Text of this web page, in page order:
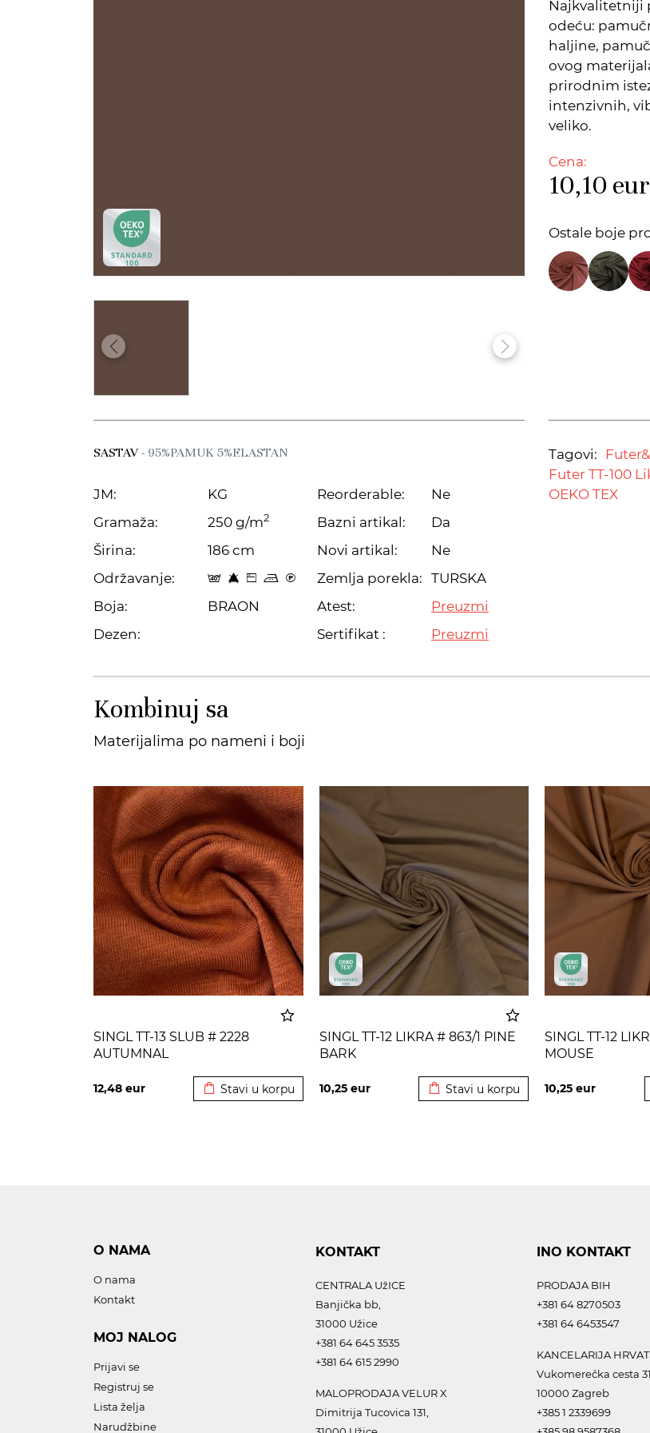
Najkvalitetniji
odeću:
haljine,
ovog
prirodnim
intenzivnih,
veliko.
Cena:
10,10 eur
Ostale boje
SASTAV- 95%PAMUK 5%ELASTAN
JM:
KG
Gramaža:
250 g/m2
Širina:
186 cm
Održavanje:
t 8 Z p C
Boja:
BRAON
Dezen:
Reorderable:
Ne
Bazni artikal:
Da
Novi artikal:
Ne
Zemlja porekla: TURSKA
Atest:
Preuzmi
Sertifikat :
Preuzmi
Tagovi:
Futer TT-100
OEKO TEX
Kombinuj sa
Materijalima po nameni i boji
SINGL TT-13 SLUB # 2228
AUTUMNAL
12,48 eur Stavi u korpu
SINGL TT-12 LIKRA # 863/1 PINE
BARK
10,25 eur Stavi u korpu
SINGL TT-12
MOUSE
10,25 eur
O NAMA
O nama
Kontakt
MOJ NALOG
Prijavi se
Registruj se
Lista želja
Narudžbine
KONTAKT
CENTRALA UžICE
Banjička bb,
31000 Užice
+381 64 645 3535
+381 64 615 2990
MALOPRODAJA VELUR X
Dimitrija Tucovica 131,
INO KONTAKT
PRODAJA BIH
+381 64 8270503
+381 64 6453547
KANCELARIJA
Vukomerečka cesta 31,
10000 Zagreb
+385 1 2339699